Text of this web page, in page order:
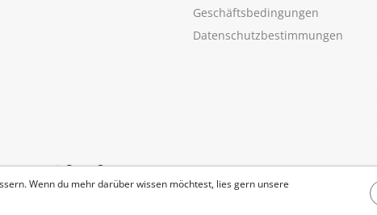
Wenn du mehr darüber wissen möchtest, lies gern unsere
Geschäftsbedingungen
Datenschutzbestimmungen